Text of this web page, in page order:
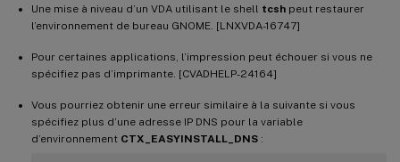
Une mise à niveau d’un VDA utilisant le shell tcsh peut restaurer
l’environnement de bureau GNOME. [LNXVDA-16747]
Pour certaines applications, l’impression peut échouer si vous ne
spécifiez pas d’imprimante. [CVADHELP-24164]
Vous pourriez obtenir une erreur similaire à la suivante si vous
spécifiez plus d’une adresse IP DNS pour la variable
d’environnement CTX_EASYINSTALL_DNS :